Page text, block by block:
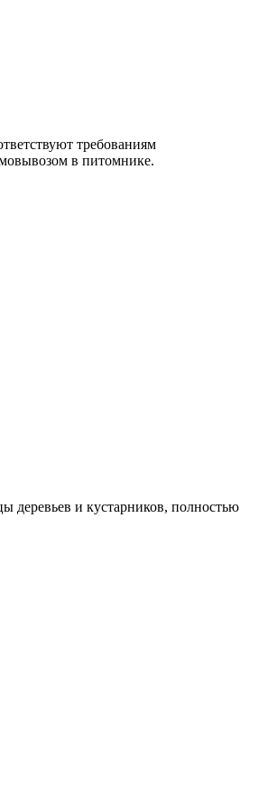
требованиям
в питомнике.
деревьев и кустарников, полностью